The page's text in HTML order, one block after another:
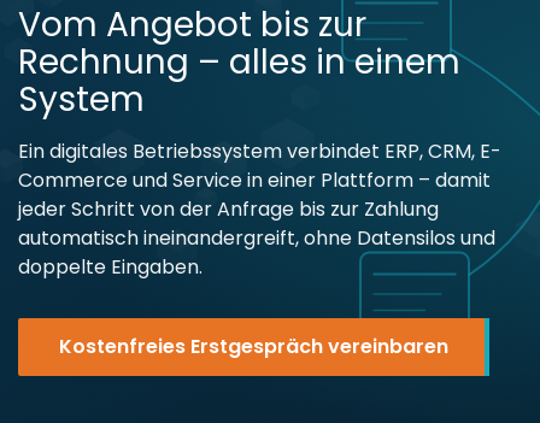
Vom Angebot bis zur
Rechnung – alles in einem
System
Ein digitales Betriebssystem verbindet ERP, CRM, E-
Commerce und Service in einer Plattform – damit
jeder Schritt von der Anfrage bis zur Zahlung
automatisch ineinandergreift, ohne Datensilos und
doppelte Eingaben.
Kostenfreies Erstgespräch vereinbaren